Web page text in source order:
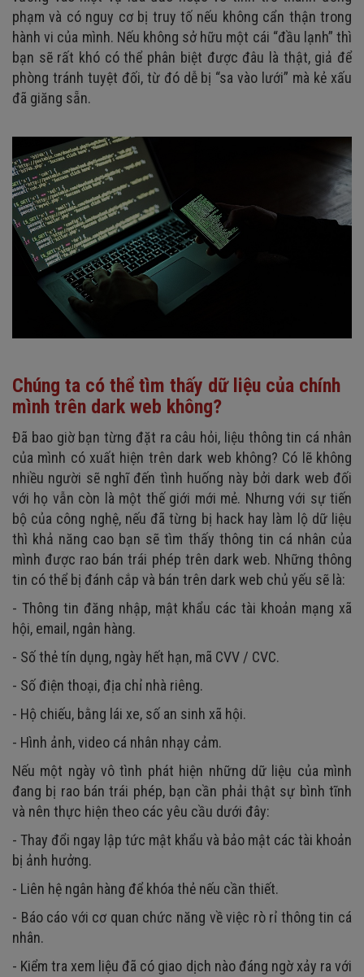
phạm và có nguy cơ bị truy tố nếu không cẩn thận trong
hành vi của mình. Nếu không sở hữu một cái “đầu lạnh” thì
bạn sẽ rất khó có thể phân biệt được đâu là thật, giả để
phòng tránh tuyệt đối, từ đó dễ bị “sa vào lưới” mà kẻ xấu
đã giăng sẵn.
Chúng ta có thể tìm thấy dữ liệu của chính
mình trên dark web không?
Đã bao giờ bạn từng đặt ra câu hỏi, liệu thông tin cá nhân
của mình có xuất hiện trên dark web không? Có lẽ không
nhiều người sẽ nghĩ đến tình huống này bởi dark web đối
với họ vẫn còn là một thế giới mới mẻ. Nhưng với sự tiến
bộ của công nghệ, nếu đã từng bị hack hay làm lộ dữ liệu
thì khả năng cao bạn sẽ tìm thấy thông tin cá nhân của
mình được rao bán trái phép trên dark web. Những thông
tin có thể bị đánh cắp và bán trên dark web chủ yếu sẽ là:
- Thông tin đăng nhập, mật khẩu các tài khoản mạng xã
hội, email, ngân hàng.
- Số thẻ tín dụng, ngày hết hạn, mã CVV / CVC.
- Số điện thoại, địa chỉ nhà riêng.
- Hộ chiếu, bằng lái xe, số an sinh xã hội.
- Hình ảnh, video cá nhân nhạy cảm.
Nếu một ngày vô tình phát hiện những dữ liệu của mình
đang bị rao bán trái phép, bạn cần phải thật sự bình tĩnh
và nên thực hiện theo các yêu cầu dưới đây:
- Thay đổi ngay lập tức mật khẩu và bảo mật các tài khoản
bị ảnh hưởng.
- Liên hệ ngân hàng để khóa thẻ nếu cần thiết.
- Báo cáo với cơ quan chức năng về việc rò rỉ thông tin cá
nhân.
- Kiểm tra xem liệu đã có giao dịch nào đáng ngờ xảy ra với